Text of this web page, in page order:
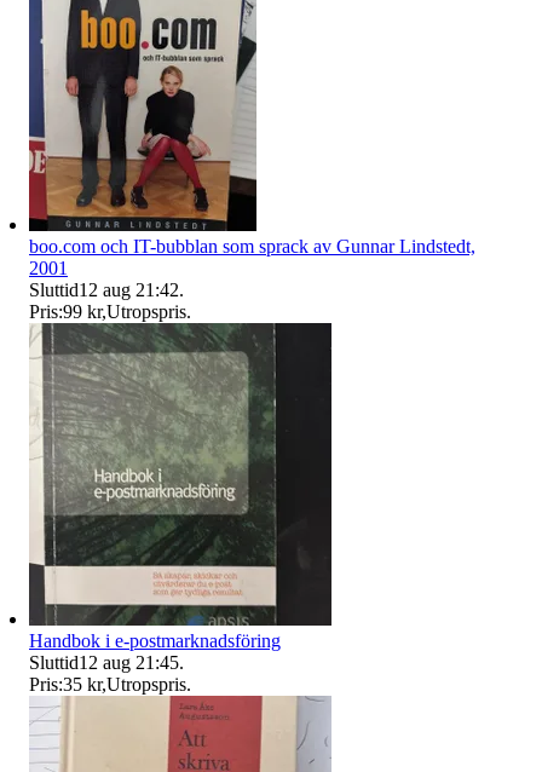
boo.com och IT-bubblan som sprack av Gunnar Lindstedt,
2001
Sluttid12 aug 21:42.
Pris:99 kr,Utropspris.
Handbok i e-postmarknadsföring
Sluttid12 aug 21:45.
Pris:35 kr,Utropspris.